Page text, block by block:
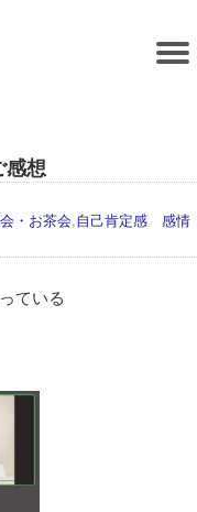
感想
・お茶会,自己肯定感 感情
ている